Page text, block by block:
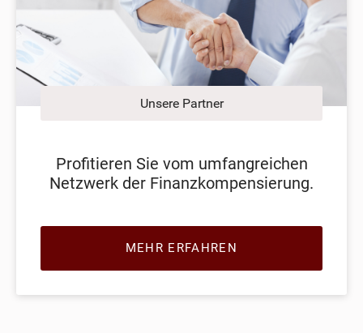
Unsere Partner
Profitieren Sie vom umfangreichen
Netzwerk der Finanzkompensierung.
MEHR ERFAHREN